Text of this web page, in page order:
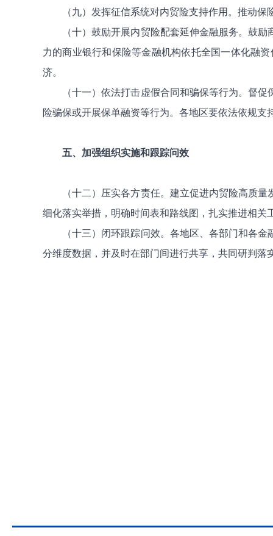
（九）发挥征信系统对内贸险支持作用。推动
（十）鼓励开展内贸险配套延伸金融服务。鼓
力的商业银行和保险等金融机构依托全国一体化融
济。
（十一）依法打击虚假合同和骗保等行为。督
险骗保或开展保单融资等行为。各地区要依法依规支
五、加强组织实施和跟踪问效
（十二）压实各方责任。建立促进内贸险高质
细化落实举措，明确时间表和路线图，扎实推进相关
（十三）闭环跟踪问效。各地区、各部门和各
分维度数据，并及时在部门间进行共享，共同研判落